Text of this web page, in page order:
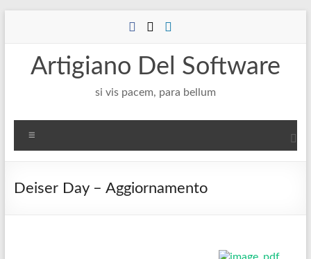
Artigiano Del Software
si vis pacem, para bellum
Deiser Day – Aggiornamento